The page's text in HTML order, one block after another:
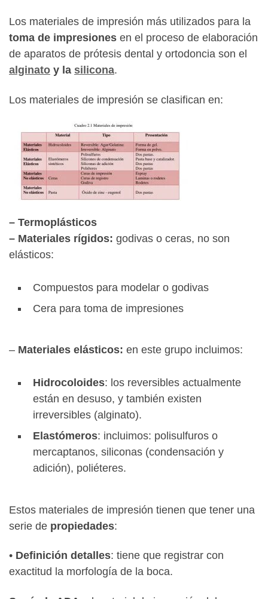
Los materiales de impresión más utilizados para la
toma de impresiones en el proceso de elaboración
de aparatos de prótesis dental y ortodoncia son el
alginato y la silicona.
Los materiales de impresión se clasifican en:
– Termoplásticos
– Materiales rígidos: godivas o ceras, no son
elásticos:
Compuestos para modelar o godivas
Cera para toma de impresiones
– Materiales elásticos: en este grupo incluimos:
Hidrocoloides: los reversibles actualmente
están en desuso, y también existen
irreversibles (alginato).
Elastómeros: incluimos: polisulfuros o
mercaptanos, siliconas (condensación y
adición), poliéteres.
Estos materiales de impresión tienen que tener una
serie de propiedades:
• Definición detalles: tiene que registrar con
exactitud la morfología de la boca.